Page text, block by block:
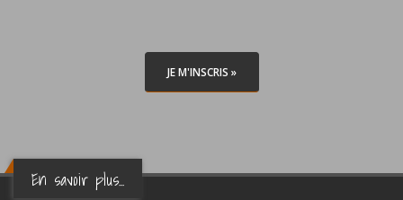
JE M'INSCRIS »
En savoir plus...